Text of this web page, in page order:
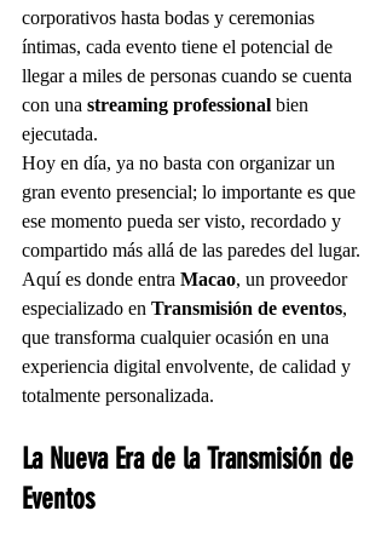
corporativos hasta bodas y ceremonias
íntimas, cada evento tiene el potencial de
llegar a miles de personas cuando se cuenta
con una streaming professional bien
ejecutada.
Hoy en día, ya no basta con organizar un
gran evento presencial; lo importante es que
ese momento pueda ser visto, recordado y
compartido más allá de las paredes del lugar.
Aquí es donde entra Macao, un proveedor
especializado en Transmisión de eventos,
que transforma cualquier ocasión en una
experiencia digital envolvente, de calidad y
totalmente personalizada.
La Nueva Era de la Transmisión de
Eventos